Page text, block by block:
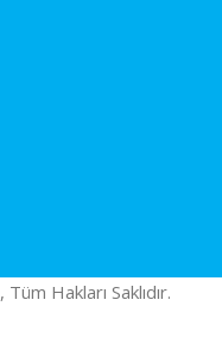
, Tüm Hakları Saklıdır.